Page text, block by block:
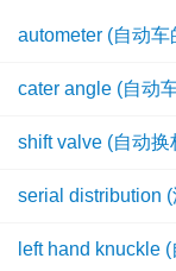
autometer (自动车
cater angle (自动
shift valve (自动换
serial distribution
left hand knuckle